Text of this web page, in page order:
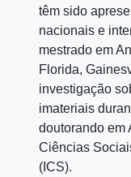
têm sido
nacionais e
mestrado em
Florida,
investigação
imateriais
doutorando em
Ciências
(ICS).